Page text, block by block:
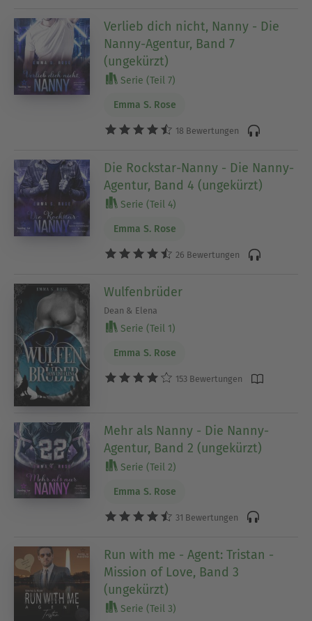
Verlieb dich nicht, Nanny - Die
Nanny-Agentur, Band 7
(ungekürzt)
Serie (Teil 7)
Emma S. Rose
18 Bewertungen
Die Rockstar-Nanny - Die Nanny-
Agentur, Band 4 (ungekürzt)
Serie (Teil 4)
Emma S. Rose
26 Bewertungen
Wulfenbrüder
Dean & Elena
Serie (Teil 1)
Emma S. Rose
153 Bewertungen
Mehr als Nanny - Die Nanny-
Agentur, Band 2 (ungekürzt)
Serie (Teil 2)
Emma S. Rose
31 Bewertungen
Run with me - Agent: Tristan -
Mission of Love, Band 3
(ungekürzt)
Serie (Teil 3)